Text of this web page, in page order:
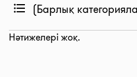
format_list_bulleted (Барлық
Нәтижелері жоқ.